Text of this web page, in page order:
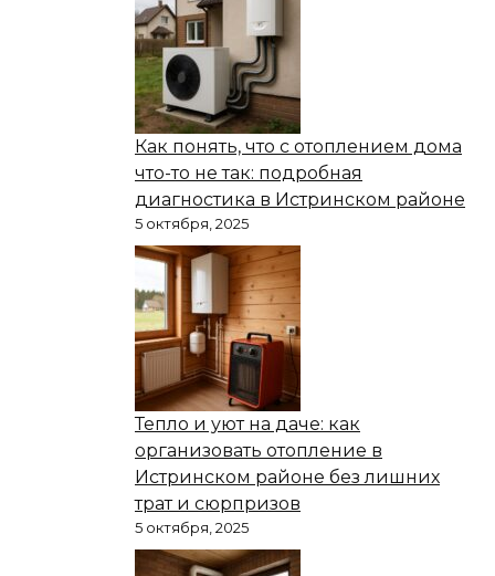
Как понять, что с отоплением дома
что-то не так: подробная
диагностика в Истринском районе
5 октября, 2025
Тепло и уют на даче: как
организовать отопление в
Истринском районе без лишних
трат и сюрпризов
5 октября, 2025